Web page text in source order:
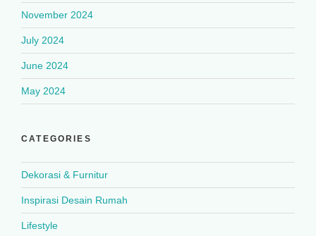
November 2024
July 2024
June 2024
May 2024
CATEGORIES
Dekorasi & Furnitur
Inspirasi Desain Rumah
Lifestyle